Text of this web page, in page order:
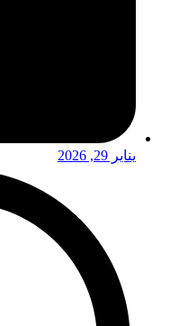
يناير 29, 2026